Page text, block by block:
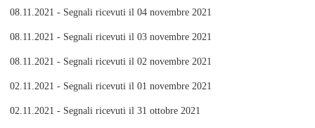
08.11.2021 - Segnali ricevuti il 04 novembre 2021
08.11.2021 - Segnali ricevuti il 03 novembre 2021
08.11.2021 - Segnali ricevuti il 02 novembre 2021
02.11.2021 - Segnali ricevuti il 01 novembre 2021
02.11.2021 - Segnali ricevuti il 31 ottobre 2021